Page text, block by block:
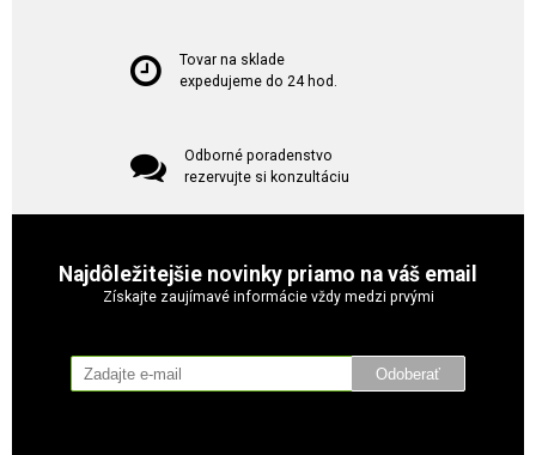
Tovar na sklade
expedujeme do 24 hod.
Odborné poradenstvo
rezervujte si konzultáciu
Najdôležitejšie novinky priamo na váš email
Získajte zaujímavé informácie vždy medzi prvými
Odoberať